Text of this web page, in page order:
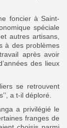
foncier à Saint-
spéciale
autres artisans,
à des problèmes
après avoir
des lieux
se retrouvent
a t-il déploré.
a privilégié le
franges de